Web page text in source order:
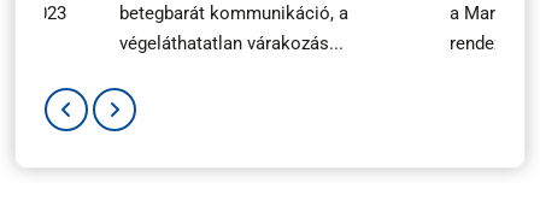
2023
betegbarát kommunikáció, a
végeláthatatlan várakozás...
a